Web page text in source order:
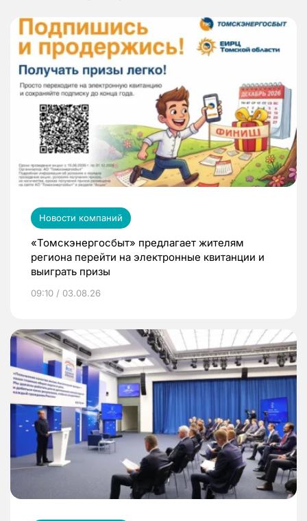
Новости компаний
«Томскэнергосбыт» предлагает жителям
региона перейти на электронные квитанции и
выиграть призы
09:10 / 03.08.26